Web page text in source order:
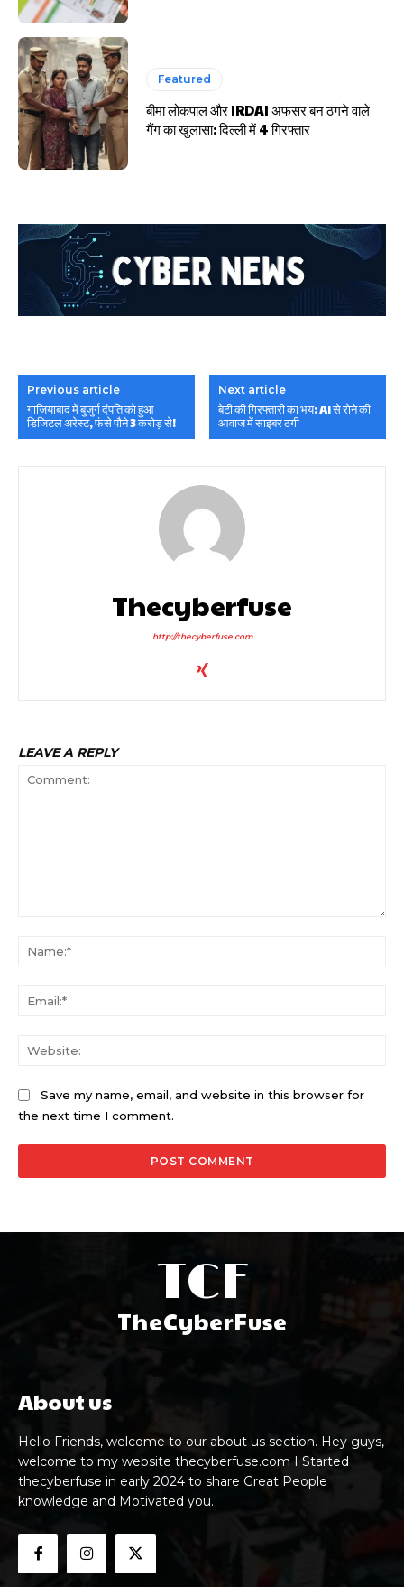
Featured
बीमा लोकपाल और IRDAI अफसर बन ठगने वाले
गैंग का खुलासा: दिल्ली में 4 गिरफ्तार
Previous article
गाजियाबाद में बुजुर्ग दंपति को हुआ
डिजिटल अरेस्ट, फंसे पौने 3 करोड़ से!
Next article
बेटी की गिरफ्तारी का भय: AI से रोने की
आवाज में साइबर ठगी
Thecyberfuse
http://thecyberfuse.com
LEAVE A REPLY
Save my name, email, and website in this browser for
the next time I comment.
TCF
TheCyberFuse
About us
Hello Friends, welcome to our about us section. Hey guys,
welcome to my website thecyberfuse.com I Started
thecyberfuse in early 2024 to share Great People
knowledge and Motivated you.